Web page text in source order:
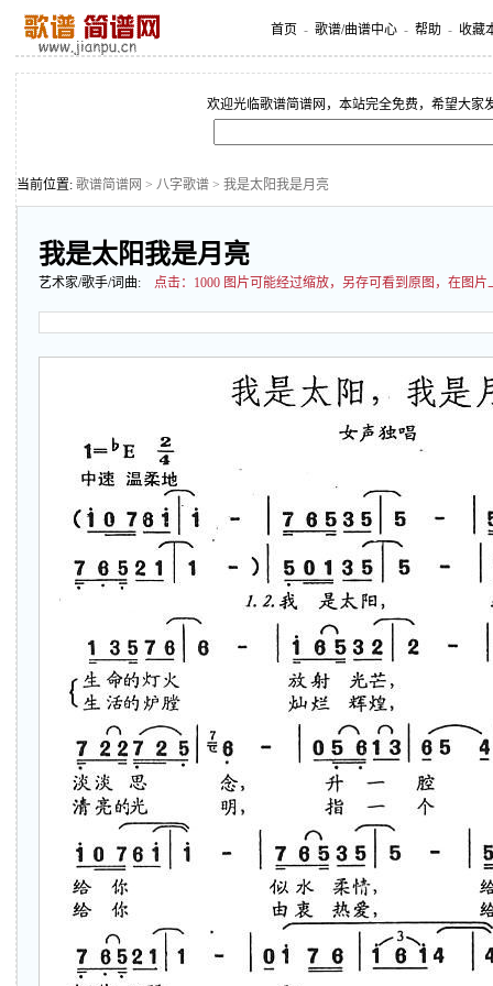
首页 - 歌谱/曲谱中心 - 帮助 - 收藏
欢迎光临歌谱简谱网，本站完全免费，希望大家
当前位置: 歌谱简谱网 > 八字歌谱 > 我是太阳我是月亮
我是太阳我是月亮
艺术家/歌手/词曲: 点击： 1000 图片可能经过缩放，另存可看到原图，在图